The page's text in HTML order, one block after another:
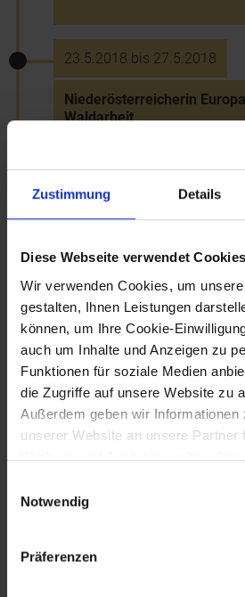
Zustimmung Details
Diese Webseite verwendet Cookies
Wir verwenden Cookies, um
gestalten, Ihnen Leistungen
können, um Ihre Cookie-
auch um Inhalte und Anzeigen zu
Funktionen für soziale Medien
die Zugriffe auf unsere Website zu
Außerdem geben wir Informationen
unserer Website an unsere Partner
Werbung und Analysen weiter, die
gegeben ist, und in denen Sie Ihre
effektiv durchsetzen können.
diese Informationen
zusammen, die Sie ihnen
Notwendig
Präferenzen
23.5.2018 bis 27.5.2018
Niederösterreicherin
Waldarbeit
23.5.2018 bis 24.5.2018
Schwere Unwetter im
25.5.2018 bis 27.5.2018
350 Jahre Wallfahrtsort
26.5.2018
115 Jahre Strecke Gmünd -
Gerungs